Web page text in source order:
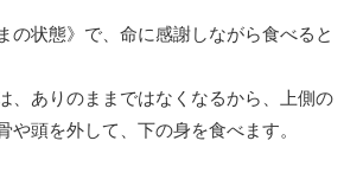
の状態》で、命に感謝しながら食べると
、ありのままではなくなるから、上側の
や頭を外して、下の身を食べます。